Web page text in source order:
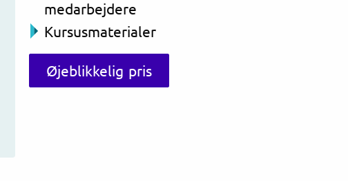
medarbejdere
Kursusmaterialer
Øjeblikkelig pris